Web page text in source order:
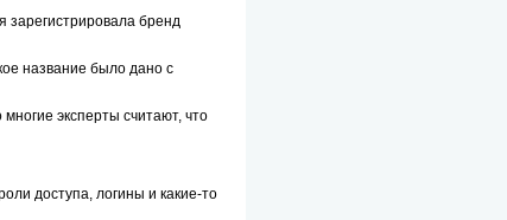
зарегистрировала бренд
название было дано с
эксперты считают, что
доступа, логины и какие-то